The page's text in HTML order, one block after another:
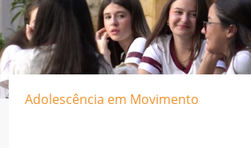
Adolescência em Movimento